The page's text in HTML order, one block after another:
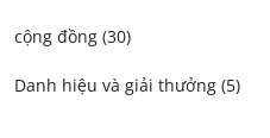
cộng đồng (30)
Danh hiệu và giải thưởng (5)